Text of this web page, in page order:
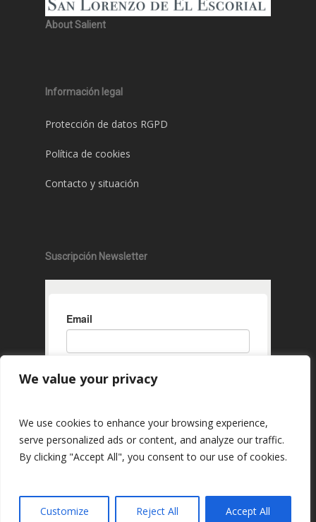
We value your privacy
We use cookies to enhance your browsing experience,
serve personalized ads or content, and analyze our traffic.
By clicking "Accept All", you consent to our use of cookies.
Customize Reject All Accept All
About Salient
Información legal
Protección de datos RGPD
Política de cookies
Contacto y situación
Suscripción Newsletter